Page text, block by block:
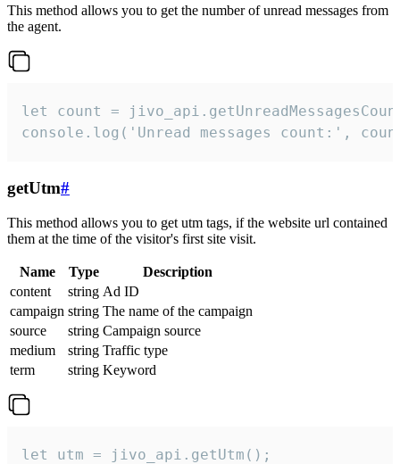
This method allows you to get the number of unread messages from
the agent.
let count =
console.log('Unread messages count:',
getUtm#
This method allows you to get utm tags, if the website url contained
them at the time of the visitor's first site visit.
Name Type
Description
content
string Ad ID
campaign string The name of the campaign
source
string Campaign source
medium
string Traffic type
term
string Keyword
let utm = jivo_api.getUtm();